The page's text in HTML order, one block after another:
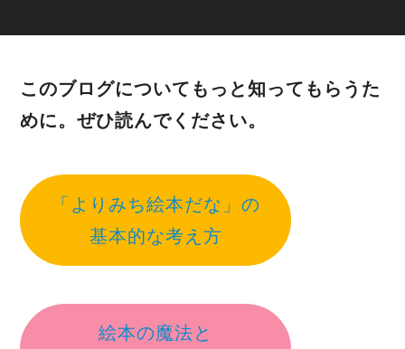
このブログについてもっと知ってもらうた
めに。ぜひ読んでください。
「よりみち絵本だな」の
基本的な考え方
絵本の魔法と